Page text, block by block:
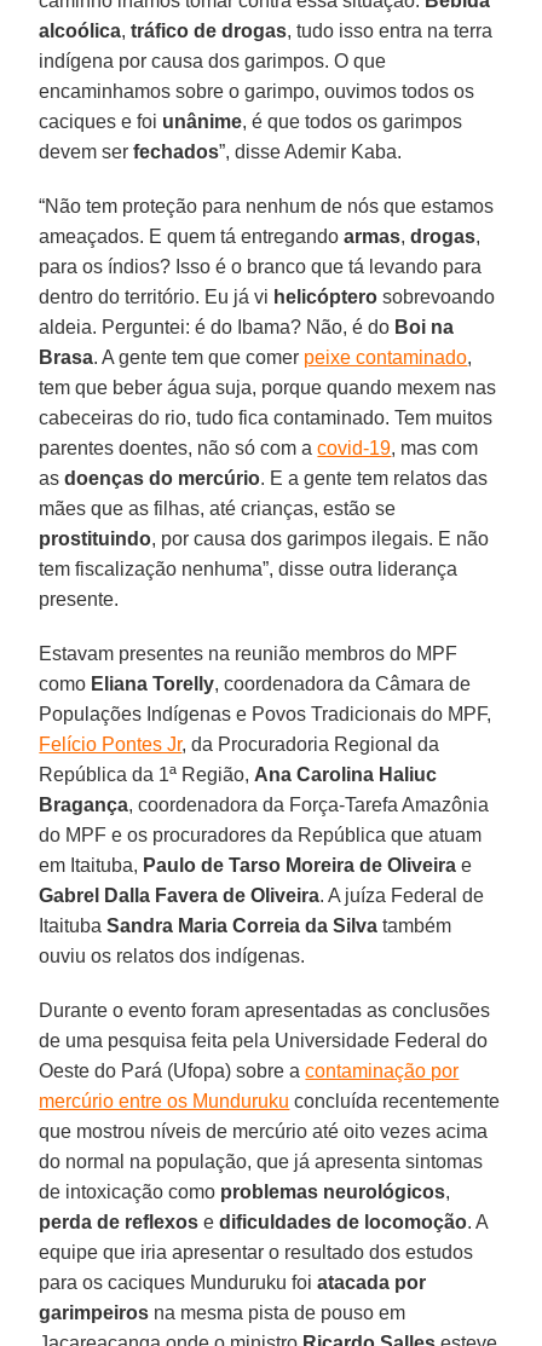
alcoólica, tráfico de drogas, tudo isso entra na terra
indígena por causa dos garimpos. O que
encaminhamos sobre o garimpo, ouvimos todos os
caciques e foi unânime, é que todos os garimpos
devem serfechados”, disse Ademir Kaba.
“Não tem proteção para nenhum de nós que estamos
ameaçados. E quem tá entregandoarmas,drogas,
para os índios? Isso é o branco que tá levando para
dentro do território. Eu já vi helicóptero sobrevoando
aldeia. Perguntei: é do Ibama? Não, é do Boi na
Brasa. A gente tem que comer peixe contaminado,
tem que beber água suja, porque quando mexem nas
cabeceiras do rio, tudo fica contaminado. Tem muitos
parentes doentes, não só com acovid-19, mas com
asdoenças do mercúrio. E a gente tem relatos das
mães que as filhas, até crianças, estão se
prostituindo, por causa dos garimpos ilegais. E não
tem fiscalização nenhuma”, disse outra liderança
presente.
Estavam presentes na reunião membros do MPF
como Eliana Torelly, coordenadora da Câmara de
Populações Indígenas e Povos Tradicionais do MPF,
Felício Pontes Jr, da Procuradoria Regional da
República da 1ª Região, Ana Carolina Haliuc
Bragança, coordenadora da Força-Tarefa Amazônia
do MPF e os procuradores da República que atuam
em Itaituba, Paulo de Tarso Moreira de Oliveira e
Gabrel Dalla Favera de Oliveira. A juíza Federal de
ItaitubaSandra Maria Correia da Silva também
ouviu os relatos dos indígenas.
Durante o evento foram apresentadas as conclusões
de uma pesquisa feita pela Universidade Federal do
Oeste do Pará (Ufopa) sobre acontaminação por
mercúrio entre os Munduruku concluída recentemente
que mostrou níveis de mercúrio até oito vezes acima
do normal na população, que já apresenta sintomas
de intoxicação como problemas neurológicos,
perda de reflexos edificuldades de locomoção. A
equipe que iria apresentar o resultado dos estudos
para os caciques Munduruku foi atacada por
garimpeiros na mesma pista de pouso em